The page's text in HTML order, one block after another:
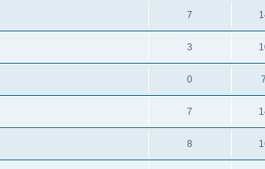
7
3
0
7
8